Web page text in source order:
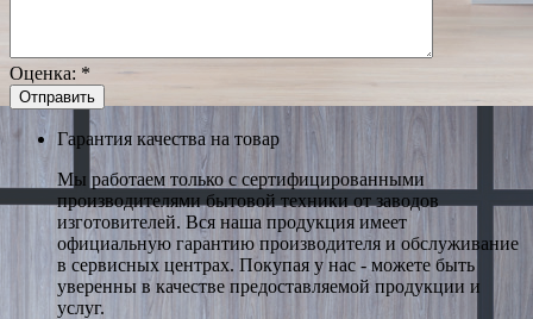
Оценка: *
Гарантия качества на товар
Мы работаем только с сертифицированными
производителями бытовой техники от заводов
изготовителей. Вся наша продукция имеет
официальную гарантию производителя и обслуживание
в сервисных центрах. Покупая у нас - можете быть
уверенны в качестве предоставляемой продукции и
услуг.